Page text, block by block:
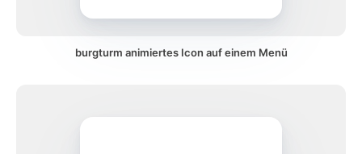
burgturm animiertes Icon auf einem Menü